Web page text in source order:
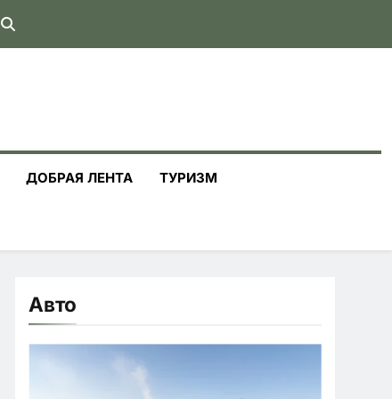
ДОБРАЯ ЛЕНТА ТУРИЗМ
Авто